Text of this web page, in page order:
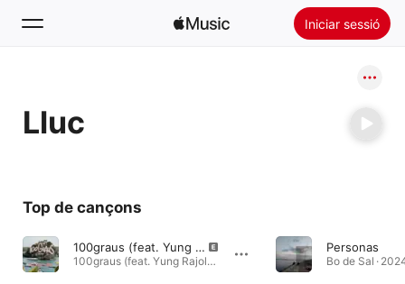
Iniciar sessió
Inici
Ràdio
Lluc
Top de cançons
100graus (feat. Yung Rajola & Rito SKR & Noxtorn) [Remix]
100graus (feat. Yung Rajola & Rito SKR & Noxtorn) [Remix] - Single · 2021
Personas
Bo de Sal ·